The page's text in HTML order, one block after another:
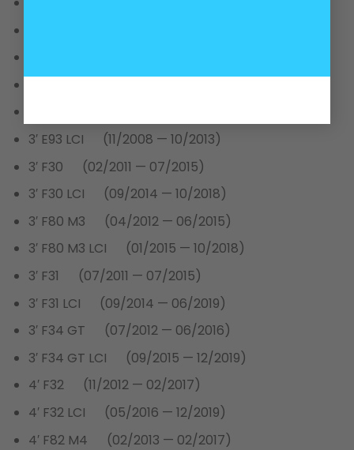
3′ E93 LCI (11/2008 — 10/2013)
3′ F30 (02/2011 — 07/2015)
3′ F30 LCI (09/2014 — 10/2018)
3′ F80 M3 (04/2012 — 06/2015)
3′ F80 M3 LCI (01/2015 — 10/2018)
3′ F31 (07/2011 — 07/2015)
3′ F31 LCI (09/2014 — 06/2019)
3′ F34 GT (07/2012 — 06/2016)
3′ F34 GT LCI (09/2015 — 12/2019)
4′ F32 (11/2012 — 02/2017)
4′ F32 LCI (05/2016 — 12/2019)
4′ F82 M4 (02/2013 — 02/2017)